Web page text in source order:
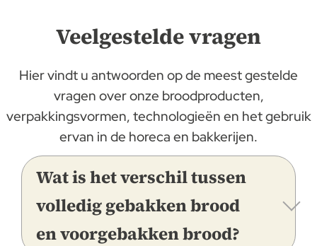
Veelgestelde vragen
Hier vindt u antwoorden op de meest gestelde
vragen over onze broodproducten,
verpakkingsvormen, technologieën en het gebruik
ervan in de horeca en bakkerijen.
Wat is het verschil tussen
volledig gebakken brood
en voorgebakken brood?